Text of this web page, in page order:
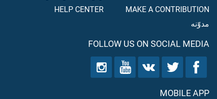
MAKE A CONTRIBUTION
مدوّنه
HELP CENTER
FOLLOW US ON SOCIAL MEDIA
MOBILE APP